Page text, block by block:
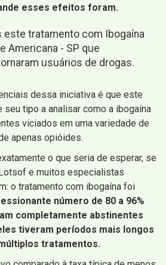
esses efeitos foram.
este tratamento com Ibogaína
Americana - SP que
usuários de drogas.
dessa iniciativa é que este
tipo a analisar como a ibogaína
viciados em uma variedade de
apenas opióides.
o que seria de esperar, se
e muitos especialistas
o tratamento com ibogaína foi
número de 80 a 96%
completamente abstinentes
tiveram períodos mais longos
tratamentos.